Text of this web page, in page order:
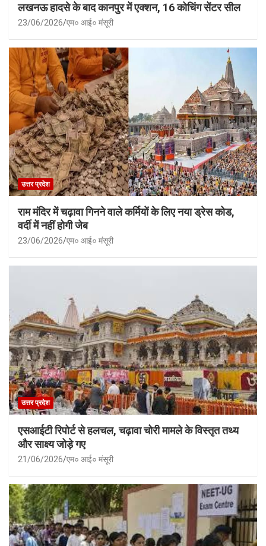
लखनऊ हादसे के बाद कानपुर में एक्शन, 16 कोचिंग सेंटर सील
23/06/2026 एम० आई० मंसूरी
उत्तर प्रदेश
राम मंदिर में चढ़ावा गिनने वाले कर्मियों के लिए नया ड्रेस कोड,
वर्दी में नहीं होगी जेब
23/06/2026 एम० आई० मंसूरी
उत्तर प्रदेश
एसआईटी रिपोर्ट से हलचल, चढ़ावा चोरी मामले के विस्तृत तथ्य
और साक्ष्य जोड़े गए
21/06/2026 एम० आई० मंसूरी